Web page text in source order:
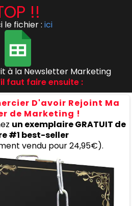
!!
le fichier : ici
à la Newsletter Marketing
faut faire ensuite :
D'avoir Rejoint Ma
de Marketing !
un exemplaire GRATUIT de
#1 best-seller
vendu pour 24,95€).